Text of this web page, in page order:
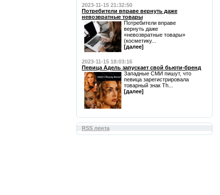
2023-11-15 21:32:50
Потребители вправе вернуть даже
невозвратные товары
Потребители вправе
вернуть даже
«невозвратные товары»
(косметику...
[далее]
2023-11-15 18:03:16
Певица Адель запускает свой бьюти-бренд
Западные СМИ пишут, что
певица зарегистрировала
товарный знак Th...
[далее]
RSS лента